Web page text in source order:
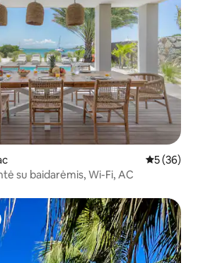
Vidutinis
5 (36)
su baidarėmis, Wi-Fi, AC